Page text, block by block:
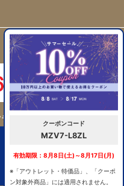
クーポンコード
MZV7-L8ZL
有効期限：8月8日(土)～8月17日(月)
※「アウトレット・特価品」、「クーポ
ン対象外商品」には適用されません。
ンスベッド販売株式会社が
されています。
的利用の範囲を超えて、許
は禁じられています。
ltd. All Rights Reserved.